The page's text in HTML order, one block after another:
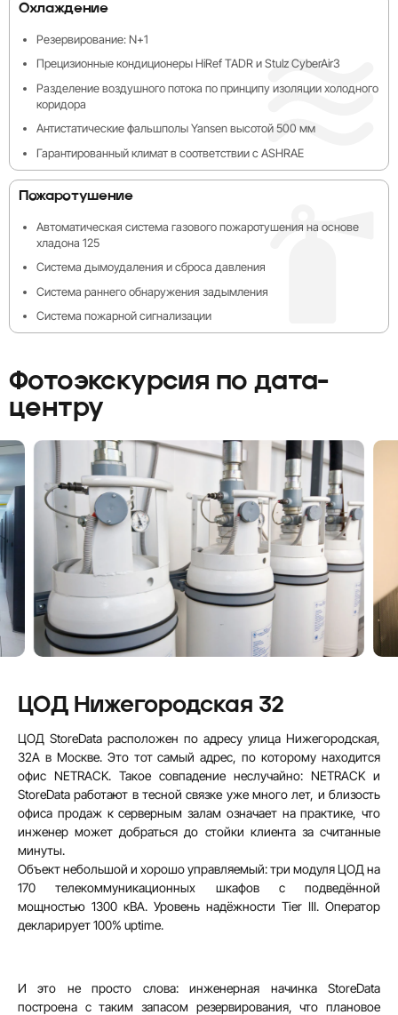
Охлаждение
Резервирование: N+1
Прецизионные кондиционеры HiRef TADR и Stulz CyberAir3
Разделение воздушного потока по принципу изоляции холодного
коридора
Антистатические фальшполы Yansen высотой 500 мм
Гарантированный климат в соответствии с ASHRAE
Пожаротушение
Автоматическая система газового пожаротушения на основе
хладона 125
Система дымоудаления и сброса давления
Система раннего обнаружения задымления
Система пожарной сигнализации
Фотоэкскурсия по дата-
центру
ЦОД Нижегородская 32
ЦОД StoreData расположен по адресу улица Нижегородская,
32А в Москве. Это тот самый адрес, по которому находится
офис NETRACK. Такое совпадение неслучайно: NETRACK и
StoreData работают в тесной связке уже много лет, и близость
офиса продаж к серверным залам означает на практике, что
инженер может добраться до стойки клиента за считанные
минуты.
Объект небольшой и хорошо управляемый: три модуля ЦОД на
170 телекоммуникационных шкафов с подведённой
мощностью 1300 кВА. Уровень надёжности Tier III. Оператор
декларирует 100% uptime.
И это не просто слова: инженерная начинка StoreData
построена с таким запасом резервирования, что плановое